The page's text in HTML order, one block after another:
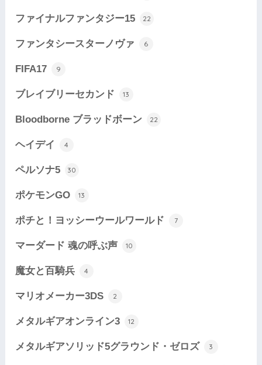
ファイナルファンタジー15 22
ファンタシースターノヴァ 6
FIFA17 9
ブレイブリーセカンド 13
Bloodborne ブラッドボーン 22
ヘイデイ 4
ペルソナ5 30
ポケモンGO 13
ポチと！ヨッシーウールワールド 7
マーダード 魂の呼ぶ声 10
魔女と百騎兵 4
マリオメーカー3DS 2
メタルギアオンライン3 12
メタルギアソリッド5グラウンド・ゼロズ 3